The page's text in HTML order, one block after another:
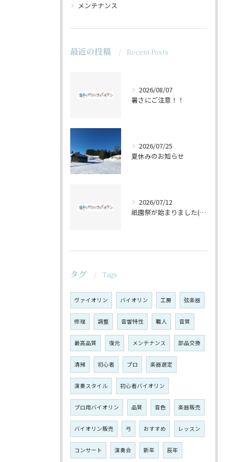
メンテナンス
最近の投稿 Recent Posts
2026/08/07
暑さにご注意！！
2026/07/25
夏休みのお知らせ
2026/07/12
祇園祭が始まりました(^^♪
タグ Tags
ヴァイオリン バイオリン 工房 弦楽器
修理 調整 音響特性 職人 音質
最高品質 復元 メンテナンス 部品交換
清掃 初心者 プロ 楽器選定
演奏スタイル 初心者バイオリン
プロ用バイオリン 品質 音色 楽器販売
バイオリン販売 弓 おすすめ レッスン
コンサート 演奏会 新年 辰年